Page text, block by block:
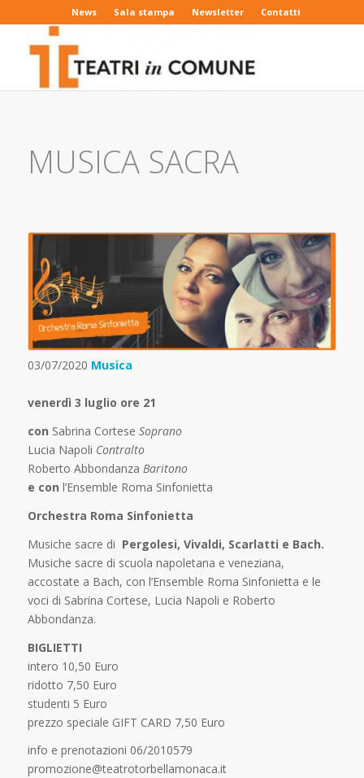
News Sala stampa Newsletter Contatti
MUSICA SACRA
03/07/2020 Musica
venerdì 3 luglio ore 21
con Sabrina Cortese Soprano
Lucia Napoli Contralto
Roberto Abbondanza Baritono
e con l’Ensemble Roma Sinfonietta
Orchestra Roma Sinfonietta
Musiche sacre di Pergolesi, Vivaldi, Scarlatti e Bach.
Musiche sacre di scuola napoletana e veneziana,
accostate a Bach, con l’Ensemble Roma Sinfonietta e le
voci di Sabrina Cortese, Lucia Napoli e Roberto
Abbondanza.
BIGLIETTI
intero 10,50 Euro
ridotto 7,50 Euro
studenti 5 Euro
prezzo speciale GIFT CARD 7,50 Euro
info e prenotazioni 06/2010579
promozione@teatrotorbellamonaca.it